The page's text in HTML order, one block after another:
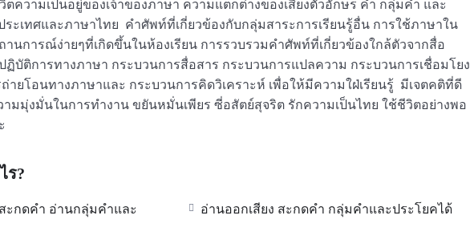
ความเป็นอยู่ของเจ้าของภาษา ความแตกต่างของเสียงตัวอักษร คำ กลุ่มคำ และ
ระเทศและภาษาไทย คำศัพท์ที่เกี่ยวข้องกับกลุ่มสาระการเรียนรู้อื่น การใช้ภาษาใน
านการณ์ง่ายๆที่เกิดขึ้นในห้องเรียน การรวบรวมคำศัพท์ที่เกี่ยวข้องใกล้ตัวจากสื่อ
ฏิบัติการทางภาษา กระบวนการสื่อสาร กระบวนการแปลความ กระบวนการเชื่อมโยง
ายโอนทางภาษาและ กระบวนการคิดวิเคราะห์ เพื่อให้มีความใฝ่เรียนรู้ มีเจตคติที่ดี
มมุ่งมั่นในการทำงาน ขยันหมั่นเพียร ซี่อสัตย์สุจริต รักความเป็นไทย ใช้ชีวิตอย่างพอ
ร?
ะกดคำ อ่านกลุ่มคำและ
อ่านออกเสียง สะกดคำ กลุ่มคำและประโยคได้